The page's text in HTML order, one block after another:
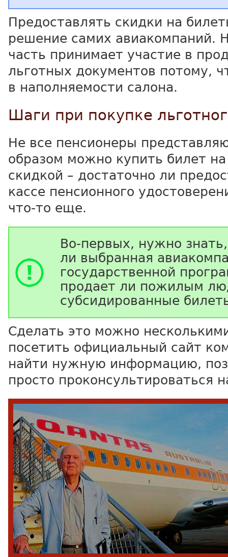
Предоставлять скидки на
решение самих авиакомпаний.
часть принимает участие в
льготных документов потому,
в наполняемости салона.
Шаги при покупке
Не все пенсионеры
образом можно купить билет
скидкой – достаточно ли
кассе пенсионного
что-то еще.
Во-первых, нужно
ли выбранная
государственной
продает ли пожилым
субсидированные
Сделать это можно
посетить официальный сайт
найти нужную информацию,
просто проконсультироваться